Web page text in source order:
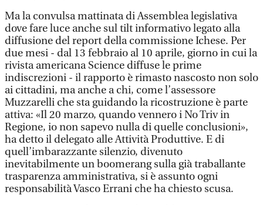
Ma la convulsa mattinata di Assemblea legislativa
dove fare luce anche sul tilt informativo legato alla
diffusione del report della commissione Ichese. Per
due mesi - dal 13 febbraio al 10 aprile, giorno in cui la
rivista americana Science diffuse le prime
indiscrezioni - il rapporto è rimasto nascosto non solo
ai cittadini, ma anche a chi, come l’assessore
Muzzarelli che sta guidando la ricostruzione è parte
attiva: «Il 20 marzo, quando vennero i No Triv in
Regione, io non sapevo nulla di quelle conclusioni»,
ha detto il delegato alle Attività Produttive. E di
quell’imbarazzante silenzio, divenuto
inevitabilmente un boomerang sulla già traballante
trasparenza amministrativa, si è assunto ogni
responsabilità Vasco Errani che ha chiesto scusa.